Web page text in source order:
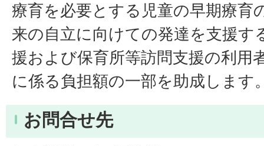
療育を必要とする児童の早期療育
来の自立に向けての発達を支援す
援および保育所等訪問支援の利用
に係る負担額の一部を助成します
お問合せ先